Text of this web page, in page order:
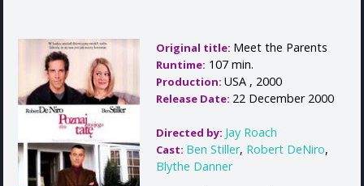
Original title: Meet the Parents
Runtime: 107 min.
Production: USA , 2000
Release Date: 22 December 2000
Directed by: Jay Roach
Cast: Ben Stiller, Robert DeNiro,
Blythe Danner